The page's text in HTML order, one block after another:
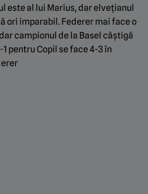
este al lui Marius, dar elvețianul
ori imparabil. Federer mai face o
campionul de la Basel câștigă
pentru Copil se face 4-3 în